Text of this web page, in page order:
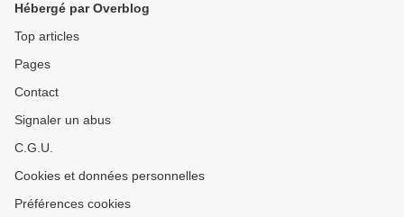
Hébergé par Overblog
Top articles
Pages
Contact
Signaler un abus
C.G.U.
Cookies et données personnelles
Préférences cookies